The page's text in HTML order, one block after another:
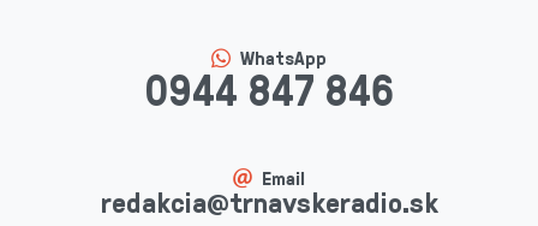
WhatsApp
0944 847 846
Email
redakcia@trnavskeradio.sk